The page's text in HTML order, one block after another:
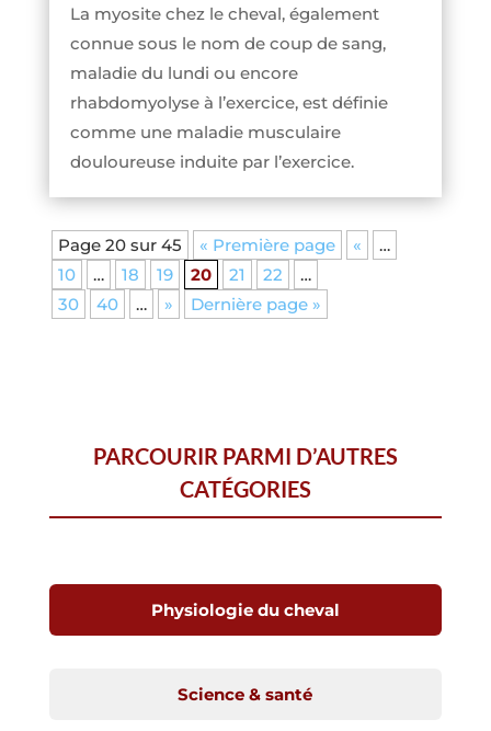
La myosite chez le cheval, également
connue sous le nom de coup de sang,
maladie du lundi ou encore
rhabdomyolyse à l’exercice, est définie
comme une maladie musculaire
douloureuse induite par l’exercice.
Page 20 sur 45 « Première page «
…
10
… 18 19 20 21 22
…
30
40 … » Dernière page »
PARCOURIR PARMI D’AUTRES
CATÉGORIES
Physiologie du cheval
Science & santé